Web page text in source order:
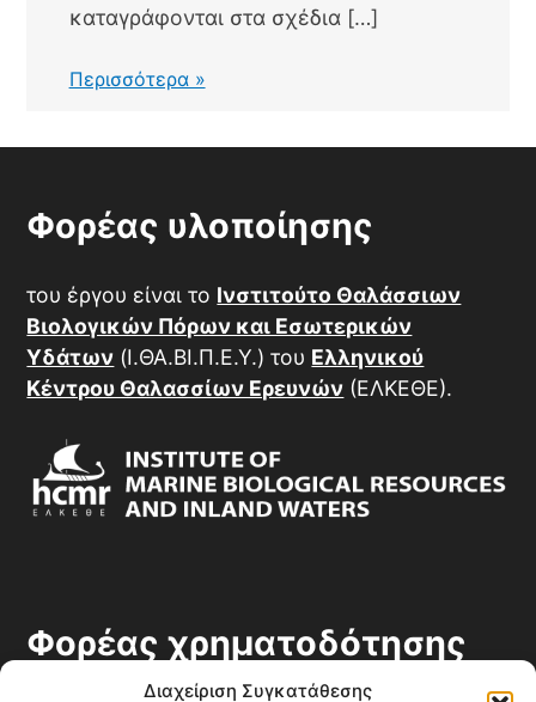
Διαχείριση Συγκατάθεσης
καταγράφονται στα σχέδια […]
Περισσότερα »Προσδιορισμός
Φορέας υλοποίησης
του έργου είναι το Ινστιτούτο Θαλάσσιων
Βιολογικών Πόρων και Εσωτερικών
Υδάτων (Ι.ΘΑ.ΒΙ.Π.Ε.Υ.) του Ελληνικού
Κέντρου Θαλασσίων Ερευνών (ΕΛΚΕΘΕ).
Φορέας χρηματοδότησης